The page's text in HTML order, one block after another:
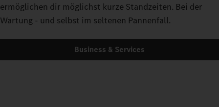
ermöglichen dir möglichst kurze Standzeiten. Bei der
Wartung - und selbst im seltenen Pannenfall.
Business & Services